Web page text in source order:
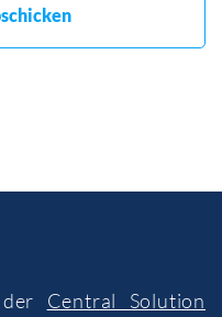
Central Solution